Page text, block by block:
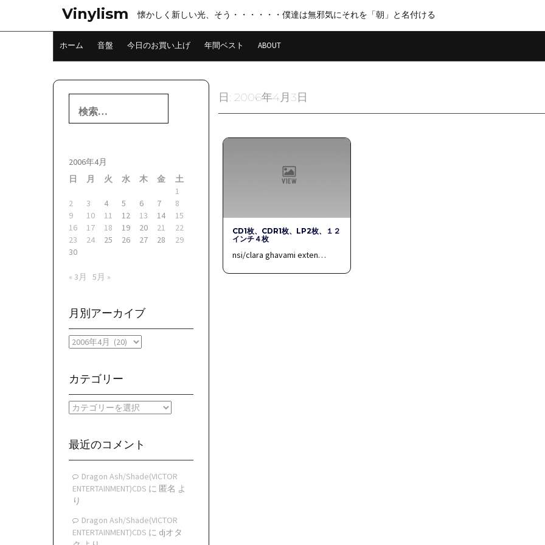
テ
Vinylism 懐かしく新しい光、そう・・・・・・僕達は無邪気にそれを「朝」と名付ける
ホーム 音盤 今日のお買い上げ 年間ベスト ABOUT
日: 2006年4月3日
CD1枚、CDR1枚、LP2枚、１２
インチ４枚
nsi/clara ghavami exten…
索:
2006年4月
日
月 火 水 木 金
土
1
2
3 4 5 6 7
8
9
10 11 12 13 14
15
16
17 18 19 20 21
22
23
24 25 26 27 28
29
30
« 3月 5月 »
月別アーカイブ
月
ー
イ
ブ
カテゴリー
カ
リ
最近のコメント
Dragon Ash/Shade(VICTOR
ENTERTAINMENT)CDS に 匿名 よ
り
Dragon Ash/Shade(VICTOR
ENTERTAINMENT)CDS に djオタ